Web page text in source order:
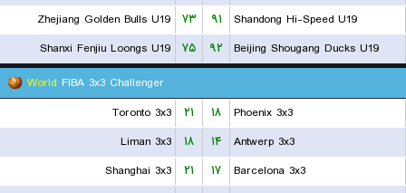
Zhejiang Golden Bulls U19
۷۳ ۹۱
Shandong Hi-Speed U19
Shanxi Fenjiu Loongs U19
۷۵ ۹۲
Beijing Shougang Ducks U19
World FIBA 3x3 Challenger
Toronto 3x3
۲۱ ۱۸
Phoenix 3x3
Liman 3x3
۱۸ ۱۴
Antwerp 3x3
Shanghai 3x3
۲۱ ۱۷
Barcelona 3x3